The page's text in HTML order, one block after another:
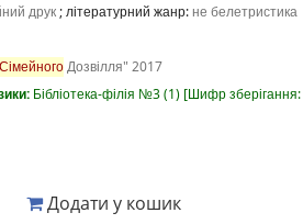
друк; літературний жанр:не белетристика
СімейногоДозвілля" 2017
Бібліотека-філія №3(1) Шифр зберігання:
Додати у кошик